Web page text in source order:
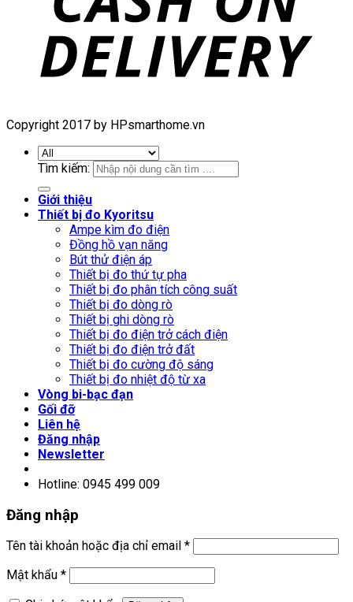
Copyright 2017 by HPsmarthome.vn
Tìm kiếm:
Giới thiệu
Thiết bị đo Kyoritsu
Ampe kìm đo điện
Đồng hồ vạn năng
Bút thử điện áp
Thiết bị đo thứ tự pha
Thiết bị đo phân tích công suất
Thiết bị đo dòng rò
Thiết bị ghi dòng rò
Thiết bị đo điện trở cách điện
Thiết bị đo điện trở đất
Thiết bị đo cường độ sáng
Thiết bị đo nhiệt độ từ xa
Vòng bi-bạc đạn
Gối đỡ
Liên hệ
Đăng nhập
Newsletter
Hotline: 0945 499 009
Đăng nhập
Tên tài khoản hoặc địa chỉ email *
Mật khẩu *